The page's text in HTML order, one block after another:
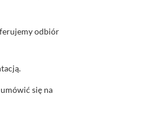
odbiór
się na